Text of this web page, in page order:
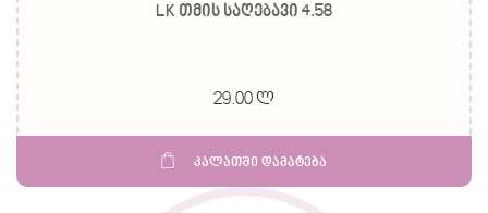
LK თმის საღებავი 4.58
29.00 ლ
კალათში დამატება